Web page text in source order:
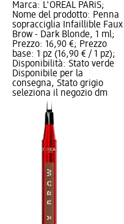
Marca: L'ORÉAL PARiS;
Nome del prodotto: Penna
sopracciglia Infaillible Faux
Brow - Dark Blonde, 1 ml;
Prezzo: 16,90 €; Prezzo
base: 1 pz (16,90 € / 1 pz);
Disponibilità: Stato verde
Disponibile per la
consegna, Stato grigio
seleziona il negozio dm